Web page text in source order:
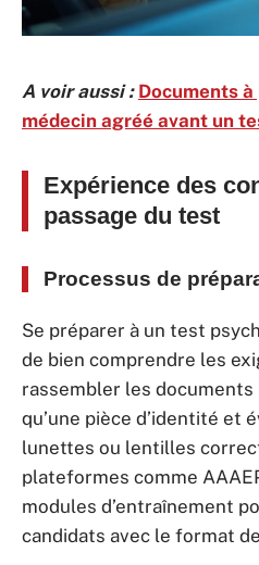
A voir aussi : Documents
médecin agréé avant un
Expérience des
passage du test
Processus de
Se préparer à un test
de bien comprendre les
rassembler les
qu’une pièce d’identité et
lunettes ou lentilles
plateformes comme
modules d’entraînement
candidats avec le format